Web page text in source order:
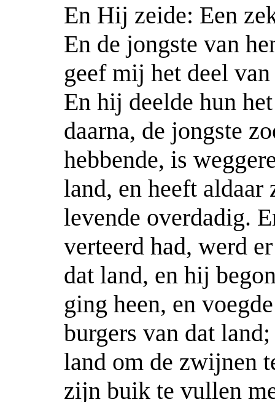
En Hij zeide: Een
En de jongste van
geef mij het deel
En hij deelde hun
daarna, de jongste
hebbende, is
land, en heeft
levende overdadig.
verteerd had, werd
dat land, en hij
ging heen, en
burgers van dat
land om de zwijnen
zijn buik te vullen